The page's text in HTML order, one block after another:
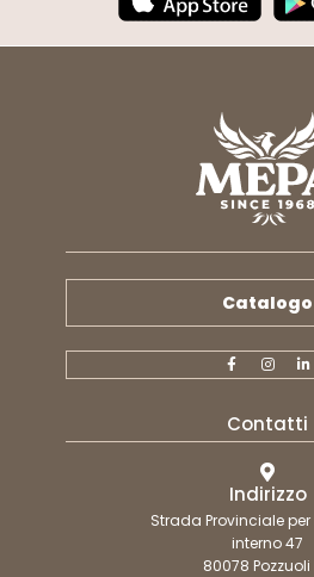
Catalogo
Contatti
Indirizzo
Strada Provinciale per
interno 47
80078 Pozzuoli